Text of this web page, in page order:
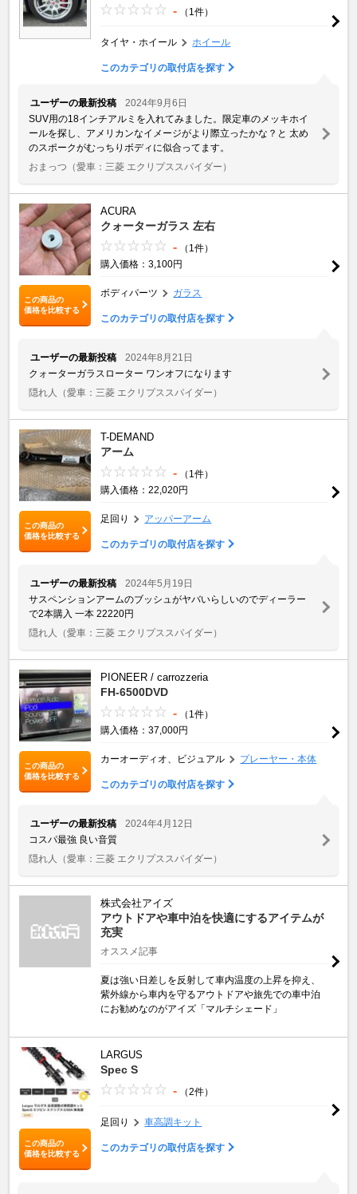
- （1件）
タイヤ・ホイール ホイール
このカテゴリの取付店を探す
ユーザーの最新投稿
2024年9月6日
SUV用の18インチアルミを入れてみました。限定車のメッキホイ
ールを探し、アメリカンなイメージがより際立ったかな？と 太め
のスポークがむっちりボディに似合ってます。
おまっつ （愛車：三菱 エクリプススパイダー）
この商品の
価格を比較する
ACURA
クォーターガラス 左右
-
（1件）
購入価格：3,100円
ボディパーツ ガラス
このカテゴリの取付店を探す
ユーザーの最新投稿
2024年8月21日
クォーターガラスローター ワンオフになります
隠れ人
（愛車：三菱 エクリプススパイダー）
この商品の
価格を比較する
T-DEMAND
アーム
-
（1件）
購入価格：22,020円
足回り アッパーアーム
このカテゴリの取付店を探す
ユーザーの最新投稿
2024年5月19日
サスペンションアームのブッシュがヤバいらしいのでディーラー
で2本購入 一本 22220円
隠れ人
（愛車：三菱 エクリプススパイダー）
この商品の
価格を比較する
PIONEER / carrozzeria
FH-6500DVD
-
（1件）
購入価格：37,000円
カーオーディオ、ビジュアル プレーヤー・本体
このカテゴリの取付店を探す
ユーザーの最新投稿
2024年4月12日
コスパ最強 良い音質
隠れ人
（愛車：三菱 エクリプススパイダー）
株式会社アイズ
アウトドアや車中泊を快適にするアイテムが
充実
オススメ記事
夏は強い日差しを反射して車内温度の上昇を抑え、
紫外線から車内を守るアウトドアや旅先での車中泊
にお勧めなのがアイズ「マルチシェード」
この商品の
価格を比較する
LARGUS
Spec S
- （2件）
足回り 車高調キット
このカテゴリの取付店を探す